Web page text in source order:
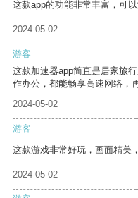
这款app的功能非常丰富，可
2024-05-02
游客
这款加速器app简直是居家旅
作办公，都能畅享高速网络，
2024-05-02
游客
这款游戏非常好玩，画面精美
2024-05-02